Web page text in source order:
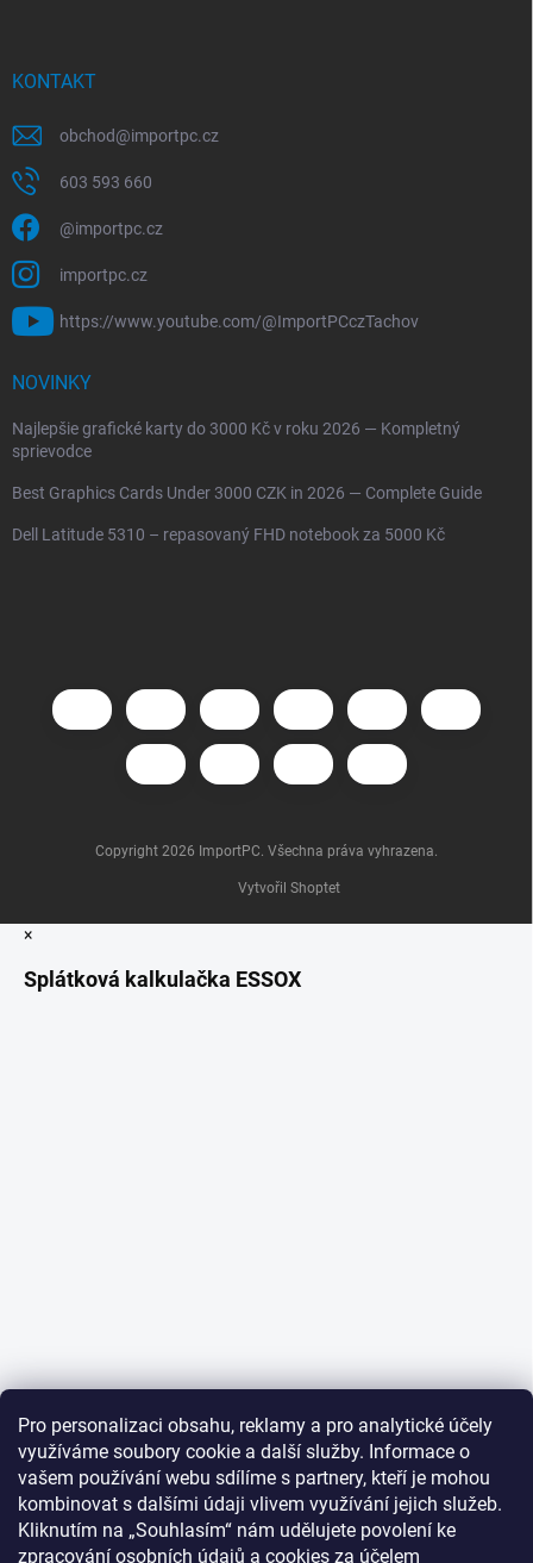
Pro personalizaci obsahu, reklamy a pro analytické účely
využíváme soubory cookie a další služby. Informace o
vašem používání webu sdílíme s partnery, kteří je mohou
kombinovat s dalšími údaji vlivem využívání jejich služeb.
Kliknutím na „Souhlasím“ nám udělujete povolení ke
zpracování osobních údajů a cookies za účelem
KONTAKT
obchod@importpc.cz
603 593 660
@importpc.cz
importpc.cz
https://www.youtube.com/@ImportPCczTachov
NOVINKY
Najlepšie grafické karty do 3000 Kč v roku 2026 — Kompletný
sprievodce
Best Graphics Cards Under 3000 CZK in 2026 — Complete Guide
Dell Latitude 5310 – repasovaný FHD notebook za 5000 Kč
Vytvořil Shoptet
Copyright 2026 ImportPC. Všechna práva vyhrazena.
×
Splátková kalkulačka ESSOX